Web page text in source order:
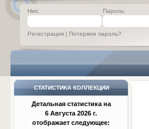
Ник: Пароль:
Регистрация | Потеряли пароль?
СТАТИСТИКА КОЛЛЕКЦИИ
Детальная статистика на
6 Августа 2026 г.
отображает следующее: